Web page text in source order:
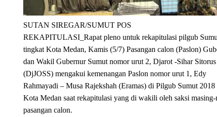
SUTAN SIREGAR/SUMUT POS
REKAPITULASI_Rapat pleno untuk rekapitulasi pilgub
tingkat Kota Medan, Kamis (5/7) Pasangan calon (Paslon)
dan Wakil Gubernur Sumut nomor urut 2, Djarot -Sihar Sitorus
(DjJOSS) mengakui kemenangan Paslon nomor urut 1, Edy
Rahmayadi – Musa Rajekshah (Eramas) di Pilgub Sumut
Kota Medan saat rekapitulasi yang di wakili oleh saksi masing-
pasangan calon.